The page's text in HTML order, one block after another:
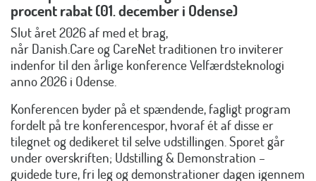
procent rabat (01. december i Odense)
Slut året 2026 af med et brag,
når Danish.Care og CareNet traditionen tro inviterer
indenfor til den årlige konference Velfærdsteknologi
anno 2026 i Odense.
Konferencen byder på et spændende, fagligt program
fordelt på tre konferencespor, hvoraf ét af disse er
tilegnet og dedikeret til selve udstillingen. Sporet går
under overskriften; Udstilling & Demonstration –
guidede ture, fri leg og demonstrationer dagen igennem